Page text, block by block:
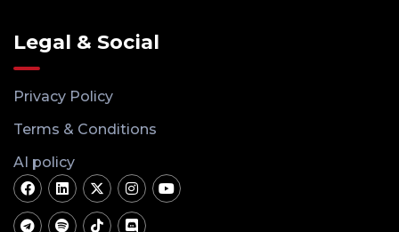
Legal & Social
Privacy Policy
Terms & Conditions
AI policy